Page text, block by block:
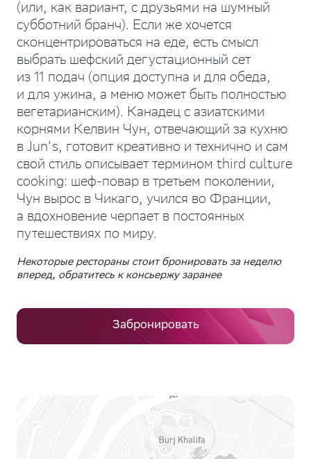
(или, как вариант, с друзьями на шумный
субботний бранч). Если же хочется
сконцентрироваться на еде, есть смысл
выбрать шефский дегустационный сет
из 11 подач (опция доступна и для обеда,
и для ужина, а меню может быть полностью
вегетарианским). Канадец с азиатскими
корнями Келвин Чун, отвечающий за кухню
в Jun’s, готовит креативно и технично и сам
свой стиль описывает термином third culture
cooking: шеф-повар в третьем поколении,
Чун вырос в Чикаго, учился во Франции,
а вдохновение черпает в постоянных
путешествиях по миру.
Некоторые рестораны стоит бронировать за неделю
вперед, обратитесь к консьержу заранее
Забронировать